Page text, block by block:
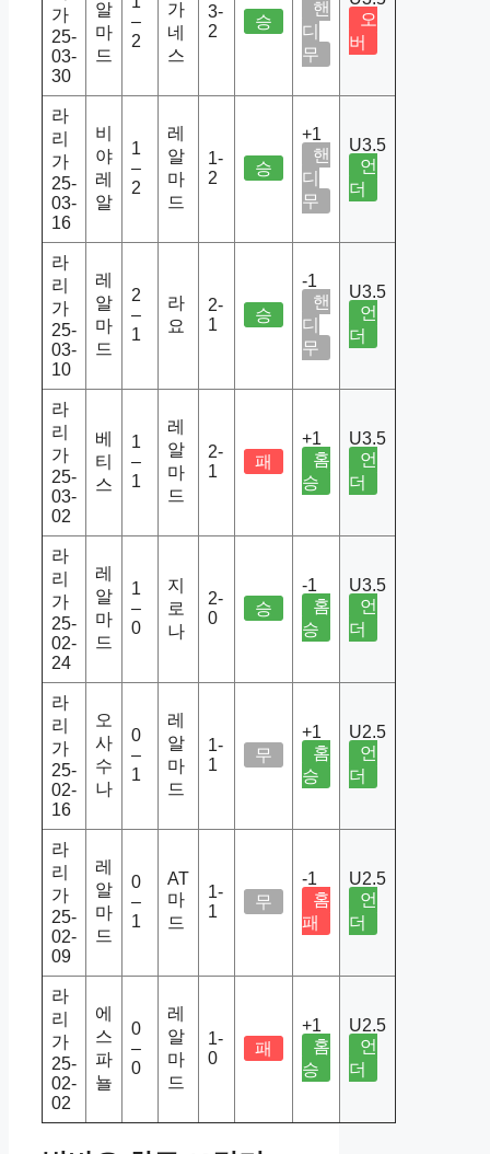
가
25-
03-
30
알
마
드
–
2
가
네
스
3-
2
승
핸
디
무
오
버
라
리
가
25-
03-
16
비
야
레
알
1
–
2
레
알
마
드
1-
2
승
+1
핸
디
무
U3.5
언
더
라
리
가
25-
03-
10
레
알
마
드
2
–
1
라
요
2-
1
승
-1
핸
디
무
U3.5
언
더
라
리
가
25-
03-
02
베
티
스
1
–
1
레
알
마
드
2-
1
패
+1
홈
승
U3.5
언
더
라
리
가
25-
02-
24
레
알
마
드
1
–
0
지
로
나
2-
0
승
-1
홈
승
U3.5
언
더
라
리
가
25-
02-
16
오
사
수
나
0
–
1
레
알
마
드
1-
1
무
+1
홈
승
U2.5
언
더
라
리
가
25-
02-
09
레
알
마
드
0
–
1
AT
마
드
1-
1
무
-1
홈
패
U2.5
언
더
라
리
가
25-
02-
02
에
스
파
뇰
0
–
0
레
알
마
드
1-
0
패
+1
홈
승
U2.5
언
더